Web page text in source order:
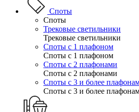
Споты
Споты
Трековые светильники
Трековые светильники
Споты с 1 плафоном
Споты с 1 плафоном
Споты с 2 плафонами
Споты с 2 плафонами
Споты с 3 и более
Споты с 3 и более